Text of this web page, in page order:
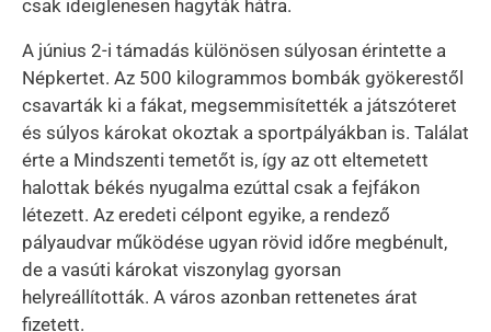
csak ideiglenesen hagyták hátra.
A június 2-i támadás különösen súlyosan érintette a
Népkertet. Az 500 kilogrammos bombák gyökerestől
csavarták ki a fákat, megsemmisítették a játszóteret
és súlyos károkat okoztak a sportpályákban is. Találat
érte a Mindszenti temetőt is, így az ott eltemetett
halottak békés nyugalma ezúttal csak a fejfákon
létezett. Az eredeti célpont egyike, a rendező
pályaudvar működése ugyan rövid időre megbénult,
de a vasúti károkat viszonylag gyorsan
helyreállították. A város azonban rettenetes árat
fizetett.